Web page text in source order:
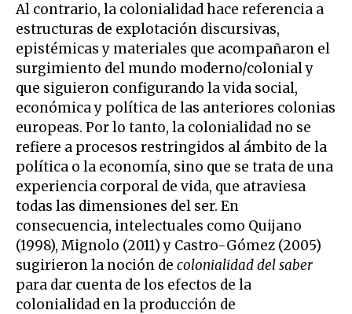
Al contrario, la colonialidad hace referencia a
estructuras de explotación discursivas,
epistémicas y materiales que acompañaron el
surgimiento del mundo moderno/colonial y
que siguieron configurando la vida social,
económica y política de las anteriores colonias
europeas. Por lo tanto, la colonialidad no se
refiere a procesos restringidos al ámbito de la
política o la economía, sino que se trata de una
experiencia corporal de vida, que atraviesa
todas las dimensiones del ser. En
consecuencia, intelectuales como Quijano
(1998), Mignolo (2011) y Castro-Gómez (2005)
sugirieron la noción de colonialidad del saber
para dar cuenta de los efectos de la
colonialidad en la producción de